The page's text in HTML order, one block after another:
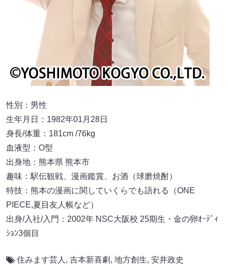
性別：男性
生年月日：1982年01月28日
身長/体重：181cm /76kg
血液型：O型
出身地：熊本県 熊本市
趣味：駅伝観戦、漫画鑑賞、お酒（球磨焼酎）
特技：熊本の漫画に関していくらでも語れる（ONE
PIECE,夏目友人帳など）
出身/入社/入門：2002年 NSC大阪校 25期生・金の卵ｵｰﾃﾞｨ
ｼｮﾝ3個目
住みます芸人 , 吉本新喜劇 , 地方創生, 安井政史